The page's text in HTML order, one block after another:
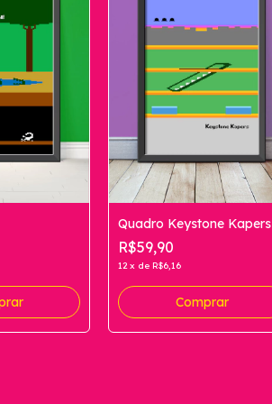
Quadro Keystone Kapers
R$59,90
12 x de R$6,16
Comprar